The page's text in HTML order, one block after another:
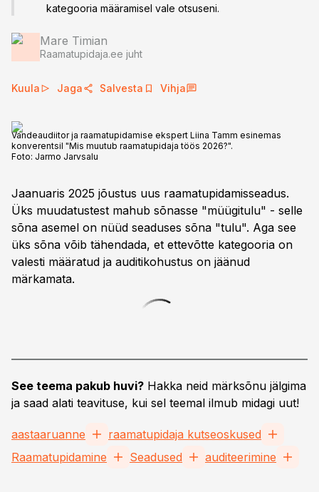
kategooria määramisel vale otsuseni.
Mare Timian
Raamatupidaja.ee juht
Kuula Jaga Salvesta Vihja
Vandeaudiitor ja raamatupidamise ekspert Liina Tamm esinemas
konverentsil "Mis muutub raamatupidaja töös 2026?".
Foto: Jarmo Jarvsalu
Jaanuaris 2025 jõustus uus raamatupidamisseadus.
Üks muudatustest mahub sõnasse "müügitulu" - selle
sõna asemel on nüüd seaduses sõna "tulu". Aga see
üks sõna võib tähendada, et ettevõtte kategooria on
valesti määratud ja auditikohustus on jäänud
märkamata.
See teema pakub huvi? Hakka neid märksõnu jälgima
ja saad alati teavituse, kui sel teemal ilmub midagi uut!
aastaaruanne
raamatupidaja kutseoskused
Raamatupidamine
Seadused auditeerimine